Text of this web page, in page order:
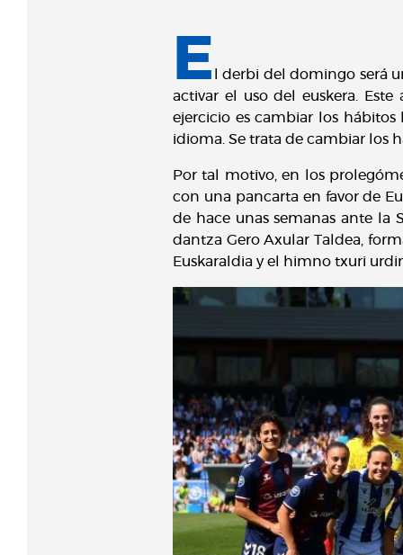
E
l derbi del domingo será
activar el uso del euskera.
ejercicio es cambiar los hábitos
idioma. Se trata de cambiar los
Por tal motivo, en los
con una pancarta en favor de
de hace unas semanas ante la
dantza Gero Axular Taldea,
Euskaraldia y el himno txuri